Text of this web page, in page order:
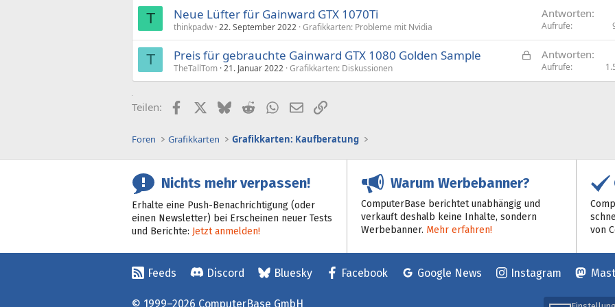
T Neue Lüfter für Gainward GTX 1070Ti
thinkpadw 22. September 2022 Grafikkarten: Probleme mit Nvidia
Antworten
Aufrufe
T
G
s
Preis für gebrauchte Gainward GTX 1080 Golden Sample
TheTallTom 21. Januar 2022 Grafikkarten: Diskussionen
Antworten
Aufrufe
Teilen: FacebookX (Twitter)
BlueskyRedditWhatsApp
E-MailLink
Foren Grafikkarten Grafikkarten: Kaufberatung
Nichts mehr verpassen!
Erhalte eine Push-Benachrichtigung (oder
einen Newsletter) bei Erscheinen neuer Tests
und Berichte: Jetzt anmelden!
Warum Werbebanner?
ComputerBase berichtet unabhängig und
verkauft deshalb keine Inhalte, sondern
Werbebanner. Mehr erfahren!
von
Feeds Discord Bluesky Facebook Google News Instagram
© 1999–2026 ComputerBase GmbH